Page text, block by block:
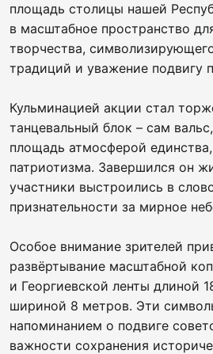
площадь столицы нашей
в масштабное пространство
творчества,
традиций и уважение подвигу
Кульминацией акции стал
танцевальный блок – сам
площадь атмосферой
патриотизма. Завершился он
участники выстроились в
признательности за мирное
Особое внимание зрителей
развёртывание масштабной
и Георгиевской ленты длиной
шириной 8 метров. Эти
напоминанием о подвиге
важности сохранения